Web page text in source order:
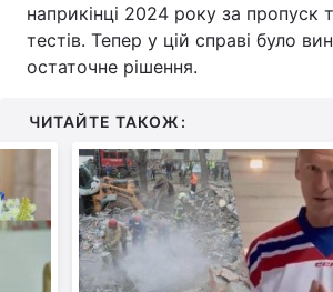
наприкінці 2024 року за пропуск
тестів. Тепер у цій справі було
остаточне рішення.
ЧИТАЙТЕ ТАКОЖ: